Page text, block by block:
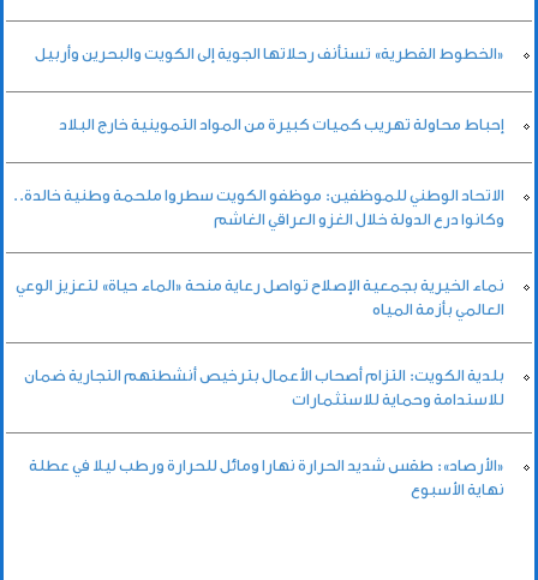
«الخطوط القطرية» تستأنف رحلاتها الجوية إلى الكويت والبحرين وأربيل
إحباط محاولة تهريب كميات كبيرة من المواد التموينية خارج البلاد
الاتحاد الوطني للموظفين: موظفو الكويت سطروا ملحمة وطنية خالدة..
وكانوا درع الدولة خلال الغزو العراقي الغاشم
نماء الخيرية بجمعية الإصلاح تواصل رعاية منحة «الماء حياة» لتعزيز الوعي
العالمي بأزمة المياه
بلدية الكويت: التزام أصحاب الأعمال بترخيص أنشطتهم التجارية ضمان
للاستدامة وحماية للاستثمارات
«الأرصاد»: طقس شديد الحرارة نهارا ومائل للحرارة ورطب ليلا في عطلة
نهاية الأسبوع